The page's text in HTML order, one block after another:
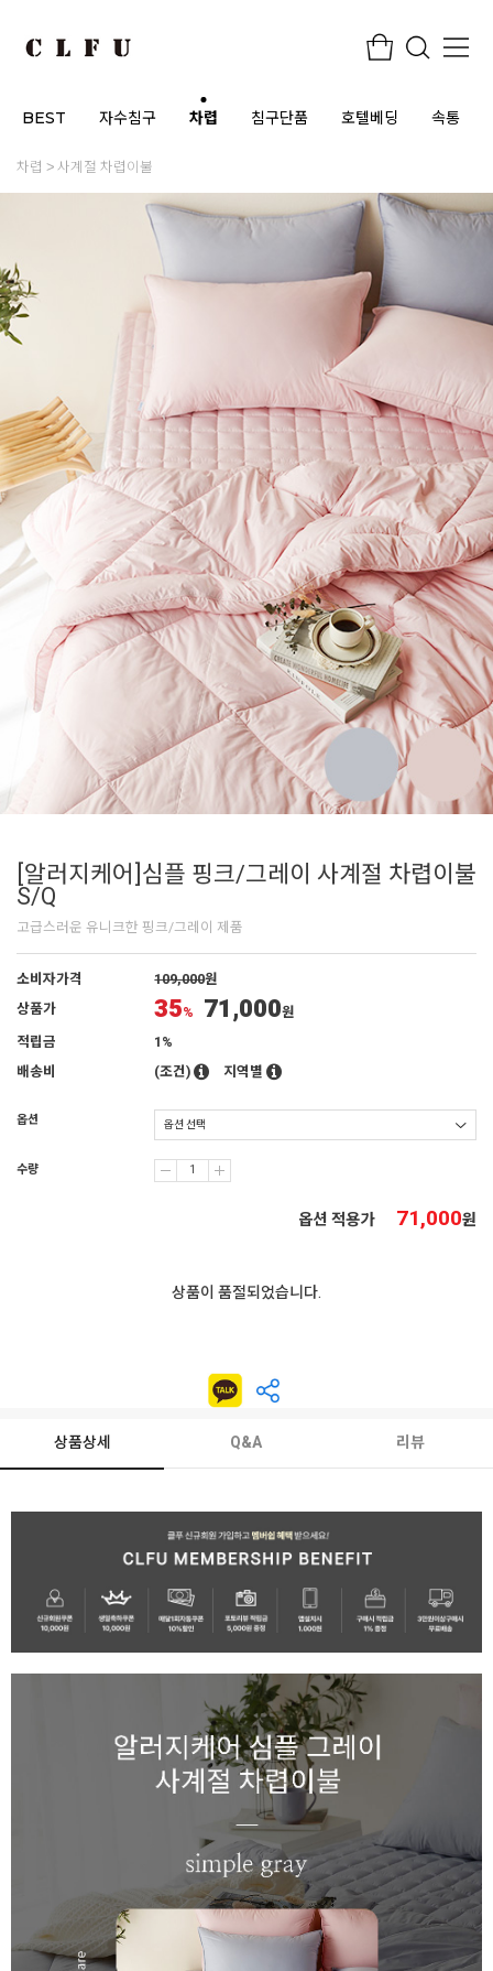
BEST 자수침구 차렵 침구단품 호텔베딩 속통
차렵 사계절 차렵이불
[알러지케어]심플 핑크/그레이 사계절 차렵이불
S/Q
고급스러운 유니크한 핑크/그레이 제품
소비자가격 109,000원
상품가
35% 71,000원
적립금
1%
배송비
(조건) 지역별
옵션
수량
옵션 적용가 71,000원
상품이 품절되었습니다.
상품상세 Q&A 리뷰